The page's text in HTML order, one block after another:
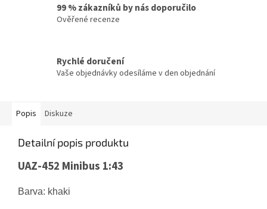
99 % zákazníků by nás doporučilo
Ověřené recenze
Rychlé doručení
Vaše objednávky odesíláme v den objednání
Popis Diskuze
Detailní popis produktu
UAZ-452 Minibus 1:43
Barva: khaki